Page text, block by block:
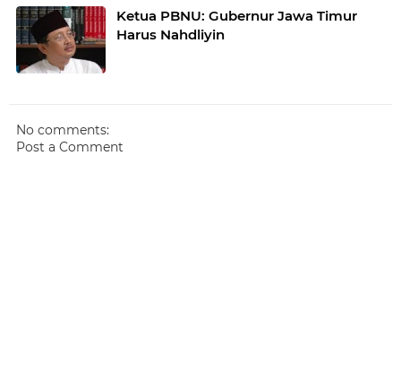
Ketua PBNU: Gubernur Jawa Timur
Harus Nahdliyin
No comments:
Post a Comment